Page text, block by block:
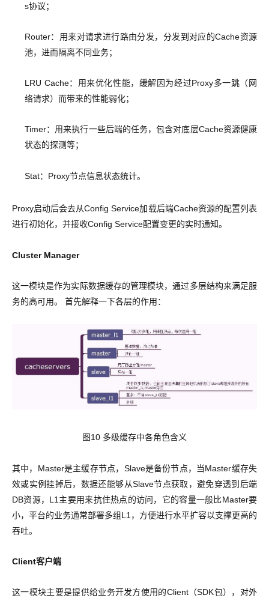
s协议；
Router：用来对请求进行路由分发，分发到对应的Cache资源
池，进而隔离不同业务；
LRU Cache：用来优化性能，缓解因为经过Proxy多一跳（网
络请求）而带来的性能弱化；
Timer：用来执行一些后端的任务，包含对底层Cache资源健康
状态的探测等；
Stat：Proxy节点信息状态统计。
Proxy启动后会去从Config Service加载后端Cache资源的配置列表
进行初始化，并接收Config Service配置变更的实时通知。
Cluster Manager
这一模块是作为实际数据缓存的管理模块，通过多层结构来满足服
务的高可用。 首先解释一下各层的作用：
图10 多级缓存中各角色含义
其中，Master是主缓存节点，Slave是备份节点，当Master缓存失
效或实例挂掉后，数据还能够从Slave节点获取，避免穿透到后端
DB资源，L1主要用来抗住热点的访问，它的容量一般比Master要
小，平台的业务通常部署多组L1，方便进行水平扩容以支撑更高的
吞吐。
Client客户端
这一模块主要是提供给业务开发方使用的Client（SDK包），对外